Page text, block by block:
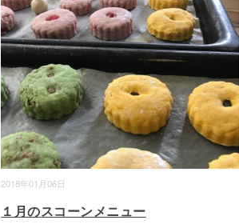
2018年01月06日
１月のスコーンメニュー